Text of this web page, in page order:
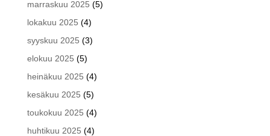
marraskuu 2025 (5)
lokakuu 2025 (4)
syyskuu 2025 (3)
elokuu 2025 (5)
heinäkuu 2025 (4)
kesäkuu 2025 (5)
toukokuu 2025 (4)
huhtikuu 2025 (4)